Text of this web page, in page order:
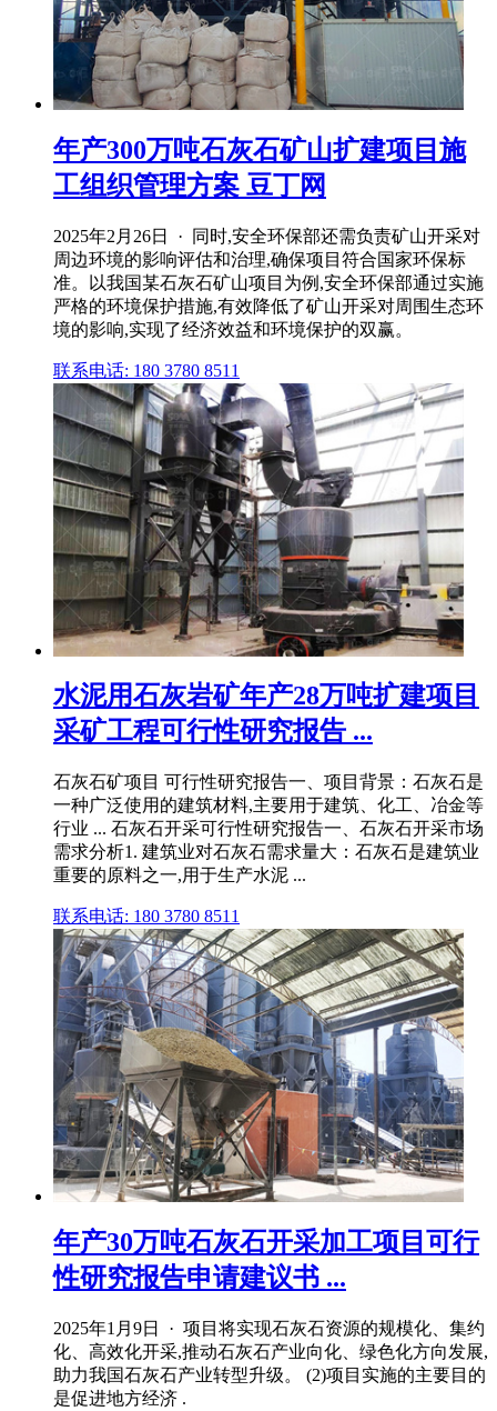
年产300万吨石灰石矿山扩建项目施
工组织管理方案 豆丁网
2025年2月26日 · 同时,安全环保部还需负责矿山开采对
周边环境的影响评估和治理,确保项目符合国家环保标
准。以我国某石灰石矿山项目为例,安全环保部通过实施
严格的环境保护措施,有效降低了矿山开采对周围生态环
境的影响,实现了经济效益和环境保护的双赢。
联系电话: 180 3780 8511
水泥用石灰岩矿年产28万吨扩建项目
采矿工程可行性研究报告 ...
石灰石矿项目 可行性研究报告一、项目背景：石灰石是
一种广泛使用的建筑材料,主要用于建筑、化工、冶金等
行业 ... 石灰石开采可行性研究报告一、石灰石开采市场
需求分析1. 建筑业对石灰石需求量大：石灰石是建筑业
重要的原料之一,用于生产水泥 ...
联系电话: 180 3780 8511
年产30万吨石灰石开采加工项目可行
性研究报告申请建议书 ...
2025年1月9日 · 项目将实现石灰石资源的规模化、集约
化、高效化开采,推动石灰石产业向化、绿色化方向发展,
助力我国石灰石产业转型升级。 (2)项目实施的主要目的
是促进地方经济 .